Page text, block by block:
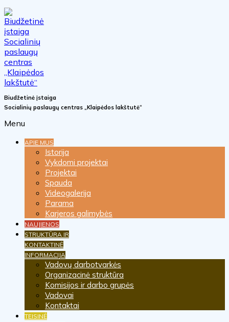
Biudžetinė įstaiga
Socialinių paslaugų centras „Klaipėdos lakštutė“
Menu
APIE MUS
Istorija
Vykdomi projektai
Projektai
Spauda
Videogalerija
Parama
Karjeros galimybės
NAUJIENOS
STRUKTŪRA IR
KONTAKTINĖ
INFORMACIJA
Vadovų darbotvarkės
Organizacinė struktūra
Komisijos ir darbo grupės
Vadovai
Kontaktai
TEISINĖ